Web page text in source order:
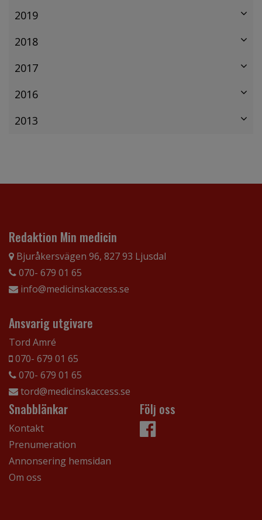
2019
2018
2017
2016
2013
Redaktion Min medicin
Bjuråkersvägen 96, 827 93 Ljusdal
070- 679 01 65
info@medicinskaccess.se
Ansvarig utgivare
Tord Amré
070- 679 01 65
070- 679 01 65
tord@medicinskaccess.se
Snabblänkar
Kontakt
Prenumeration
Annonsering hemsidan
Om oss
Följ oss